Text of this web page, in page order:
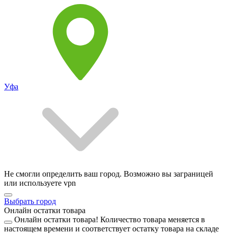
Уфа
Не смогли определить ваш город. Возможно вы заграницей
или используете vpn
Выбрать город
Онлайн остатки товара
Онлайн остатки товара! Количество товара меняется в
настоящем времени и соответствует остатку товара на складе